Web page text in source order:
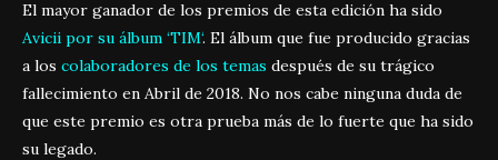
El mayor ganador de los premios de esta edición ha sido
Avicii por su álbum ‘TIM‘. El álbum que fue producido gracias
a los colaboradores de los temas después de su trágico
fallecimiento en Abril de 2018. No nos cabe ninguna duda de
que este premio es otra prueba más de lo fuerte que ha sido
su legado.